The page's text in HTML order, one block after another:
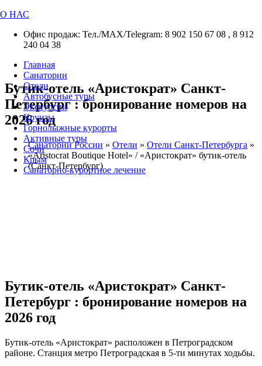
О НАС
Офис продаж: Тел./МАХ/Telegram: 8 902 150 67 08 , 8 912
240 04 38
Главная
Санатории
Отели
Автобусные туры
Экскурсии
Круизы
Горнолыжные курорты
Активные туры
Сочи
Крым
Санаторно-курортное лечение
Бутик-отель «Аристократ» Санкт-
Петербург : бронирование номеров на
2026 год
Санатории России » Отели » Отели Санкт-Петербурга »
«Aristocrat Boutique Hotel» / «Аристократ» бутик-отель
(Санкт-Петербург)
Бутик-отель «Аристократ» Санкт-
Петербург : бронирование номеров на
2026 год
Бутик-отель «Аристократ» расположен в Петроградском
районе. Станция метро Петроградская в 5-ти минутах ходьбы.